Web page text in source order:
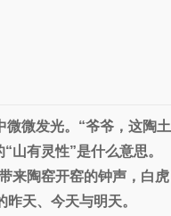
微发光。“爷爷，这陶土
山有灵性”是什么意思。
来陶窑开窑的钟声，白虎
天、今天与明天。